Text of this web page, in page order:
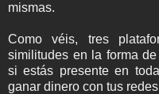
mismas.
Como véis, tres
similitudes en la forma
si estás presente en
ganar dinero con tus